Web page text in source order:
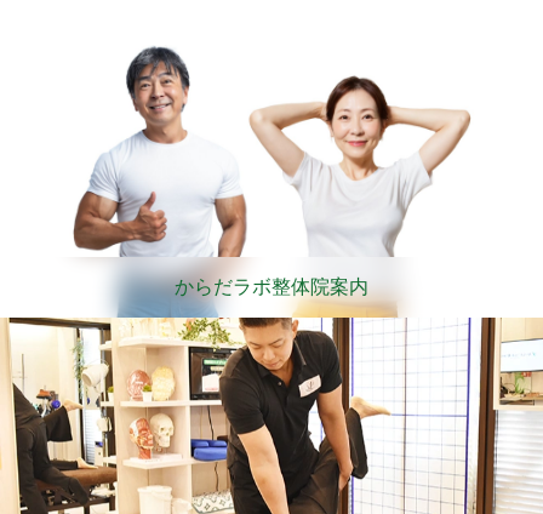
からだラボ整体院案内